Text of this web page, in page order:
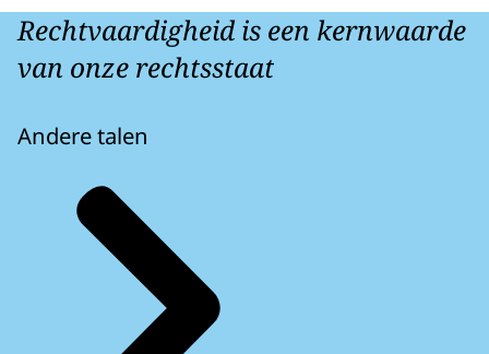
Rechtvaardigheid is een kernwaarde
van onze rechtsstaat
Andere talen